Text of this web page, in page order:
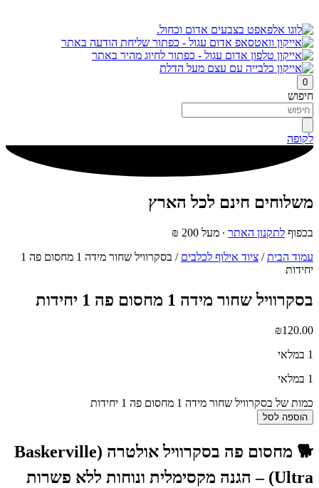
0
חיפוש
לקופה
משלוחים חינם לכל הארץ
בכפוף לתקנון האתר ∙ מעל 200 ₪
עמוד הבית/ ציוד אילוף לכלבים
/ בסקרוויל שחור מידה 1 מחסום פה 1
יחידות
בסקרוויל שחור מידה 1 מחסום פה 1 יחידות
₪120.00
1 במלאי
1 במלאי
כמות של בסקרוויל שחור מידה 1 מחסום פה 1 יחידות
הוספה לסל
🐕
מחסום פה בסקרוויל אולטרה (Baskerville
Ultra) – הגנה מקסימלית ונוחות ללא פשרות